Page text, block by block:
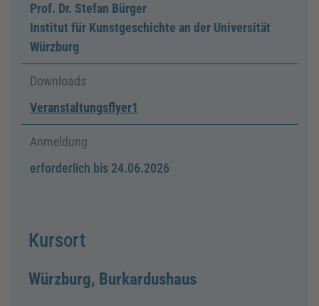
Prof. Dr. Stefan Bürger
Institut für Kunstgeschichte an der Universität
Würzburg
Downloads
Veranstaltungsflyer1
Anmeldung
erforderlich bis 24.06.2026
Kursort
Würzburg, Burkardushaus